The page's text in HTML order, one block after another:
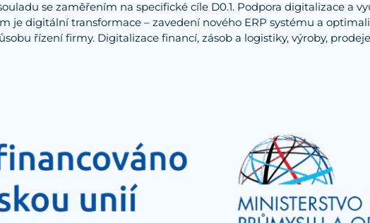
se zaměřením na specifické cíle D0.1. Podpora digitalizace a
je digitální transformace – zavedení nového ERP systému a
řízení firmy. Digitalizace financí, zásob a logistiky, výroby,